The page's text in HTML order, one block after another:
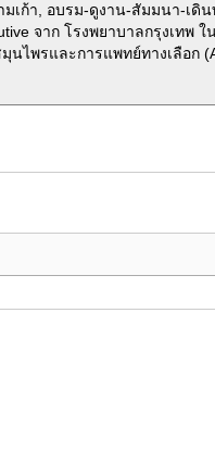
ก้า, อบรม-ดูงาน-สัมมนา-เดิ
จาก โรงพยาบาลกรุงเทพ
พรและการแพทย์ทางเลือก